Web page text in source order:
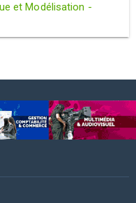
et Modélisation -